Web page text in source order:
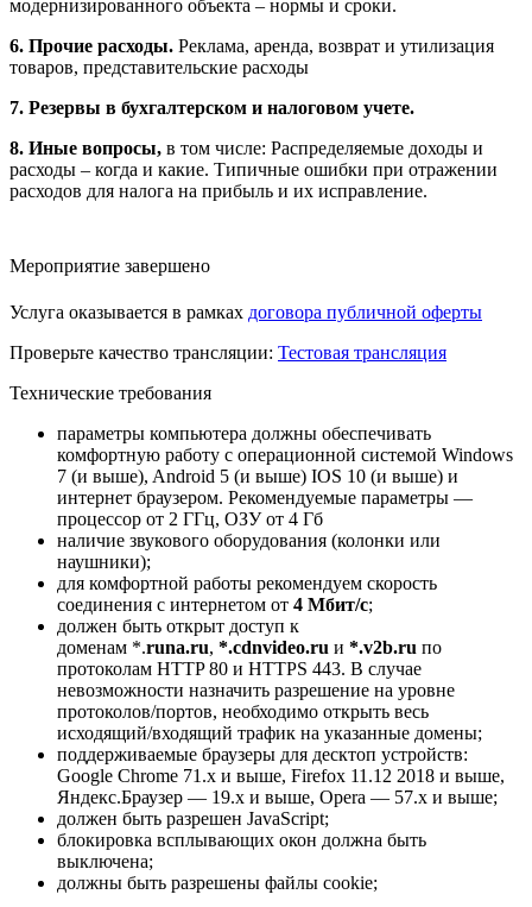
модернизированного объекта – нормы и сроки.
6. Прочие расходы. Реклама, аренда, возврат и утилизация
товаров, представительские расходы
7. Резервы в бухгалтерском и налоговом учете.
8. Иные вопросы, в том числе: Распределяемые доходы и
расходы – когда и какие. Типичные ошибки при отражении
расходов для налога на прибыль и их исправление.
Мероприятие завершено
Услуга оказывается в рамках договора публичной оферты
Проверьте качество трансляции: Тестовая трансляция
Технические требования
параметры компьютера должны обеспечивать
комфортную работу с операционной системой Windows
7 (и выше), Android 5 (и выше) IOS 10 (и выше) и
интернет браузером. Рекомендуемые параметры —
процессор от 2 ГГц, ОЗУ от 4 Гб
наличие звукового оборудования (колонки или
наушники);
для комфортной работы рекомендуем скорость
соединения с интернетом от 4 Мбит/с;
должен быть открыт доступ к
доменам *.runa.ru, *.cdnvideo.ru и *.v2b.ru по
протоколам HTTP 80 и HTTPS 443. В случае
невозможности назначить разрешение на уровне
протоколов/портов, необходимо открыть весь
исходящий/входящий трафик на указанные домены;
поддерживаемые браузеры для десктоп устройств:
Google Chrome 71.x и выше, Firefox 11.12 2018 и выше,
Яндекс.Браузер — 19.x и выше, Opera — 57.x и выше;
должен быть разрешен JavaScript;
блокировка всплывающих окон должна быть
выключена;
должны быть разрешены файлы cookie;